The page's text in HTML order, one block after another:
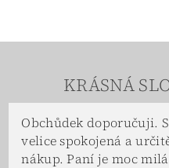
KRÁSNÁ
Obchůdek doporučuji.
velice spokojená a
nákup. Paní je moc